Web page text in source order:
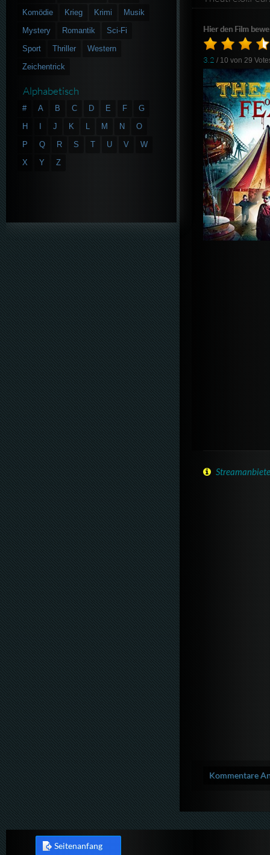
Hier den Film
3.2 / 10 von29
Kommentare
Komödie
Krieg Krimi
Musik
Mystery
Romantik
Sci-Fi
Sport
Thriller
Western
Zeichentrick
Alphabetisch
# A B C D E F
G
H
J K L M N
O
P
Q R S T U V
W
X
Y Z
Seitenanfang